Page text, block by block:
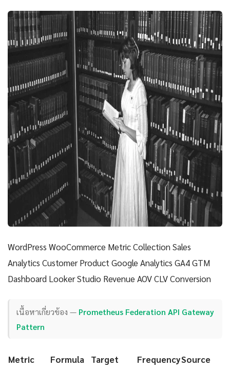
WordPress WooCommerce Metric Collection Sales
Analytics Customer Product Google Analytics GA4 GTM
Dashboard Looker Studio Revenue AOV CLV Conversion
เนื้อหาเกี่ยวข้อง — Prometheus Federation API Gateway
Pattern
Metric Formula Target FrequencySource